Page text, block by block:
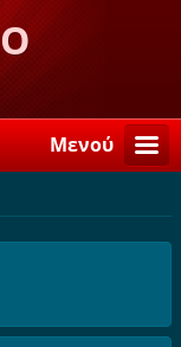
Μενού